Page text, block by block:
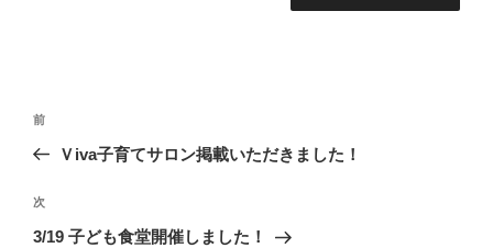
投
ビ
ゲ
前
の
稿
前
Ｖiva子育てサロン掲載いただきました！
次
の
次
3/19 子ども食堂開催しました！